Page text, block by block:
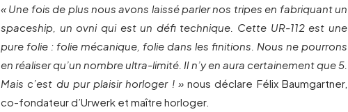
« Une fois de plus nous avons laissé parler nos tripes en fabriquant un
spaceship, un ovni qui est un défi technique. Cette UR-112 est une
pure folie : folie mécanique, folie dans les finitions. Nous ne pourrons
en réaliser qu’un nombre ultra-limité. Il n’y en aura certainement que 5.
Mais c’est du pur plaisir horloger ! »nous déclare Félix Baumgartner,
co-fondateur d’Urwerk et maître horloger.